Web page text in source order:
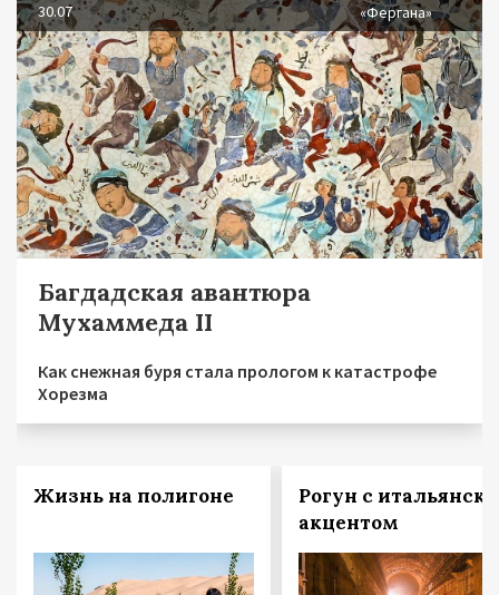
30.07 «Фергана»
Багдадская авантюра
Мухаммеда II
Как снежная буря стала прологом к катастрофе
Хорезма
Жизнь на полигоне
Рогун с
акцентом